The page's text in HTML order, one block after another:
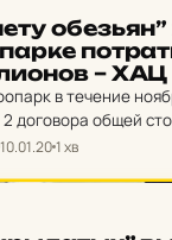
– ХАЦ
в течение
договора общей
Жилстрой-1» о
10.01.201 хв